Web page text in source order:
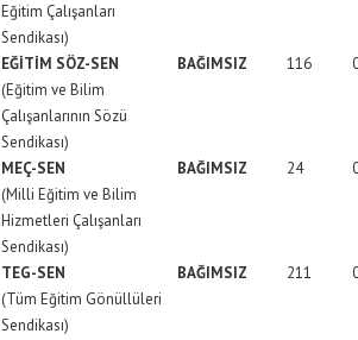
Eğitim Çalışanları
Sendikası)
EĞİTİM SÖZ-SEN
BAĞIMSIZ 116
(Eğitim ve Bilim
Çalışanlarının Sözü
Sendikası)
MEÇ-SEN
BAĞIMSIZ 24
(Milli Eğitim ve Bilim
Hizmetleri Çalışanları
Sendikası)
TEG-SEN
BAĞIMSIZ 211
(Tüm Eğitim Gönüllüleri
Sendikası)